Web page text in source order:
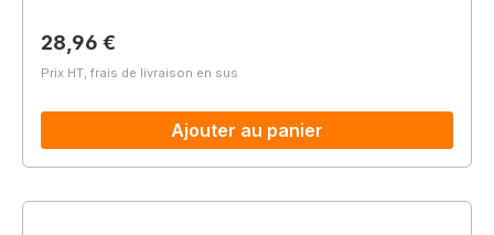
Prix régulier :
28,96 €
Prix HT, frais de livraison en sus
Ajouter au panier